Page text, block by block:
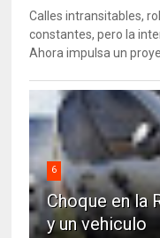
Calles intransitables,
constantes, pero la
Ahora impulsa un
6
Choque en la
y un vehiculo